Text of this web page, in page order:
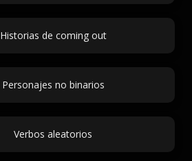
Historias de coming out
Personajes no binarios
Verbos aleatorios